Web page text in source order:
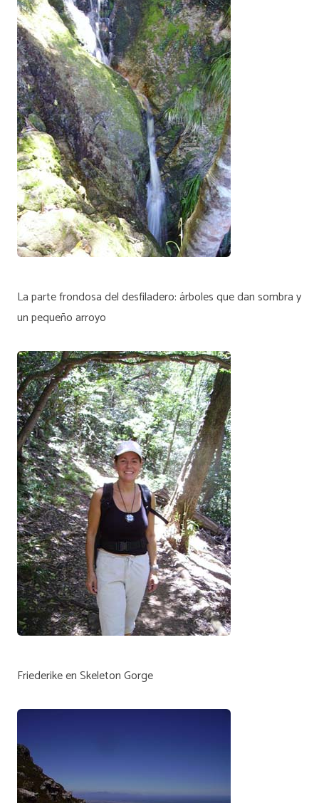
La parte frondosa del desfiladero: árboles que dan sombra y
un pequeño arroyo
Friederike en Skeleton Gorge